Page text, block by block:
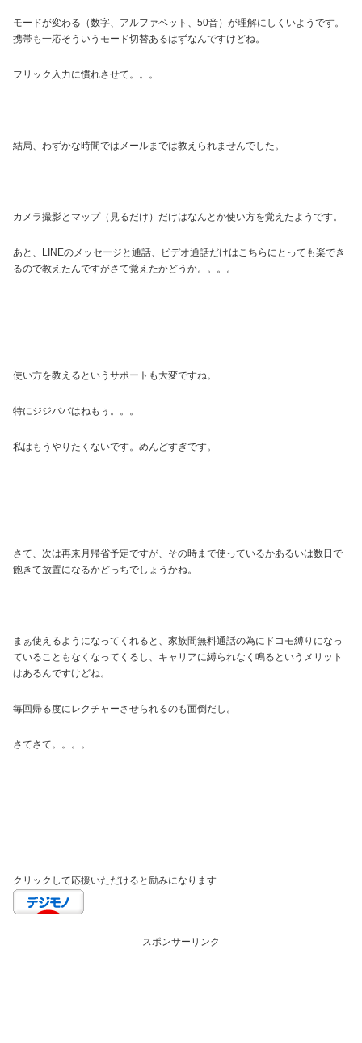
モードが変わる（数字、アルファベット、50音）が理解にしくいようです。
携帯も一応そういうモード切替あるはずなんですけどね。
フリック入力に慣れさせて。。。
結局、わずかな時間ではメールまでは教えられませんでした。
カメラ撮影とマップ（見るだけ）だけはなんとか使い方を覚えたようです。
あと、LINEのメッセージと通話、ビデオ通話だけはこちらにとっても楽でき
るので教えたんですがさて覚えたかどうか。。。。
使い方を教えるというサポートも大変ですね。
特にジジババはねもぅ。。。
私はもうやりたくないです。めんどすぎです。
さて、次は再来月帰省予定ですが、その時まで使っているかあるいは数日で
飽きて放置になるかどっちでしょうかね。
まぁ使えるようになってくれると、家族間無料通話の為にドコモ縛りになっ
ていることもなくなってくるし、キャリアに縛られなく鳴るというメリット
はあるんですけどね。
毎回帰る度にレクチャーさせられるのも面倒だし。
さてさて。。。。
クリックして応援いただけると励みになります
スポンサーリンク